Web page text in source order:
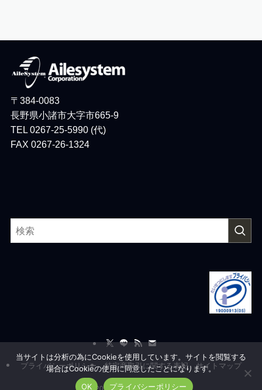
〒384-0083
長野県小諸市大字市665-9
TEL 0267-25-5990 (代)
FAX 0267-26-1324
プライバシーポリシー 特定商取引に関する表記 サイトマップ
当サイトは分析の為にCookieを使用しています。サイトを閲覧する
場合はCookieの使用に同意したことになります。
OK
プライバシーポリシー